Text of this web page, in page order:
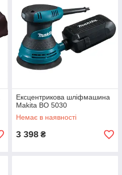
Ексцентрикова шліфмашина
Makita BO 5030
Немає в наявності
3 398 ₴